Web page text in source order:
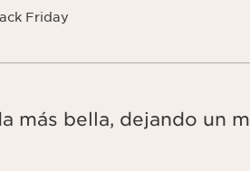
Friday
más bella, dejando un